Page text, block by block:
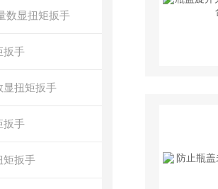
数显扭矩扳手
扳手
显扭矩扳手
扳手
矩扳手